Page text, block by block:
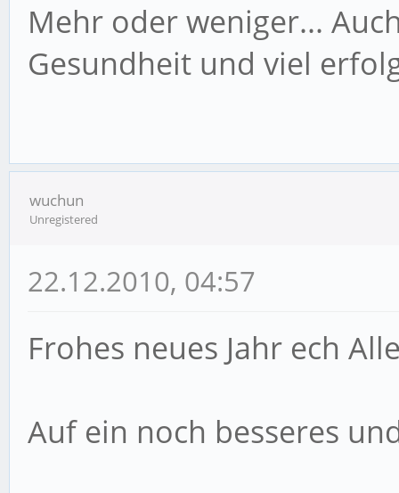
Mehr oder weniger...
Gesundheit und viel
wuchun
Unregistered
22.12.2010, 04:57
Frohes neues Jahr ech
Auf ein noch besseres